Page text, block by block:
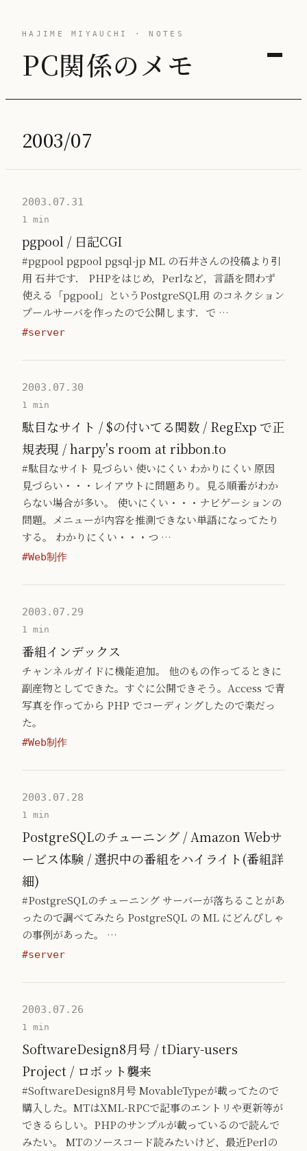
HAJIME MIYAUCHI · NOTES
PC関係のメモ
2003/07
2003.07.31
1 min
pgpool / 日記CGI
#pgpool pgpool pgsql-jp ML の石井さんの投稿より引
用 石井です． PHPをはじめ，Perlなど，言語を問わず
使える「pgpool」というPostgreSQL用 のコネクション
プールサーバを作ったので公開します．で …
#server
2003.07.30
1 min
駄目なサイト / $の付いてる関数 / RegExp で正
規表現 / harpy's room at ribbon.to
#駄目なサイト 見づらい 使いにくい わかりにくい 原因
見づらい・・・レイアウトに問題あり。見る順番がわか
らない場合が多い。 使いにくい・・・ナビゲーションの
問題。メニューが内容を推測できない単語になってたり
する。 わかりにくい・・・つ …
#Web制作
2003.07.29
1 min
番組インデックス
チャンネルガイドに機能追加。 他のもの作ってるときに
副産物としてできた。すぐに公開できそう。Access で青
写真を作ってから PHP でコーディングしたので楽だっ
た。
#Web制作
2003.07.28
1 min
PostgreSQLのチューニング / Amazon Webサ
ービス体験 / 選択中の番組をハイライト(番組詳
細)
#PostgreSQLのチューニング サーバーが落ちることがあ
ったので調べてみたら PostgreSQL の ML にどんぴしゃ
の事例があった。 …
#server
2003.07.26
1 min
SoftwareDesign8月号 / tDiary-users
Project / ロボット襲来
#SoftwareDesign8月号 MovableTypeが載ってたので
購入した。MTはXML-RPCで記事のエントリや更新等が
できるらしい。PHPのサンプルが載っているので読んで
みたい。 MTのソースコード読みたいけど、最近Perlの